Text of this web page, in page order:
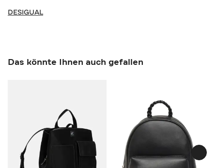
DESIGUAL
Das könnte Ihnen auch gefallen